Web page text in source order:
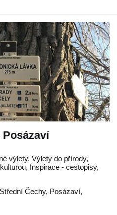
výlety, Výlety do přírody,
Inspirace - cestopisy,
Střední Čechy, Posázaví,